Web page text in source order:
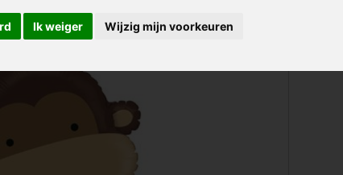
Ik weiger Wijzig mijn voorkeuren